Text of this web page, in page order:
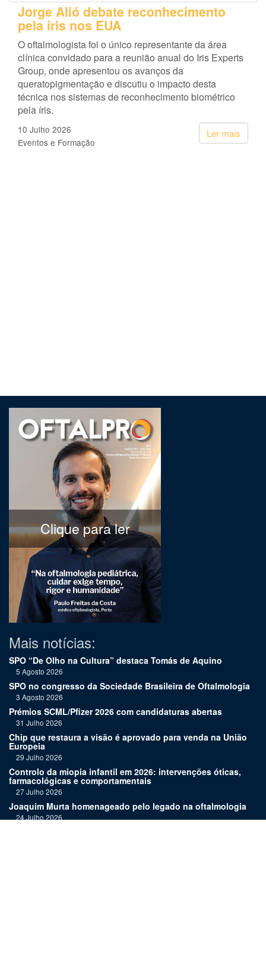
Jorge Alió debate reconhecimento
pela íris nos EUA
O oftalmologista foi o único representante da área
clínica convidado para a reunião anual do Iris Experts
Group, onde apresentou os avanços da
queratopigmentação e discutiu o impacto desta
técnica nos sistemas de reconhecimento biométrico
pela íris.
Ler mais
10 Julho 2026
Eventos e Formação
Clique para ler
Mais notícias:
SPO “De Olho na Cultura” destaca Tomás de Aquino
5 Agosto 2026
SPO no congresso da Sociedade Brasileira de Oftalmologia
3 Agosto 2026
Prémios SCML/Pfizer 2026 com candidaturas abertas
31 Julho 2026
Chip que restaura a visão é aprovado para venda na União
Europeia
29 Julho 2026
Controlo da miopia infantil em 2026: intervenções óticas,
farmacológicas e comportamentais
27 Julho 2026
Joaquim Murta homenageado pelo legado na oftalmologia
24 Julho 2026